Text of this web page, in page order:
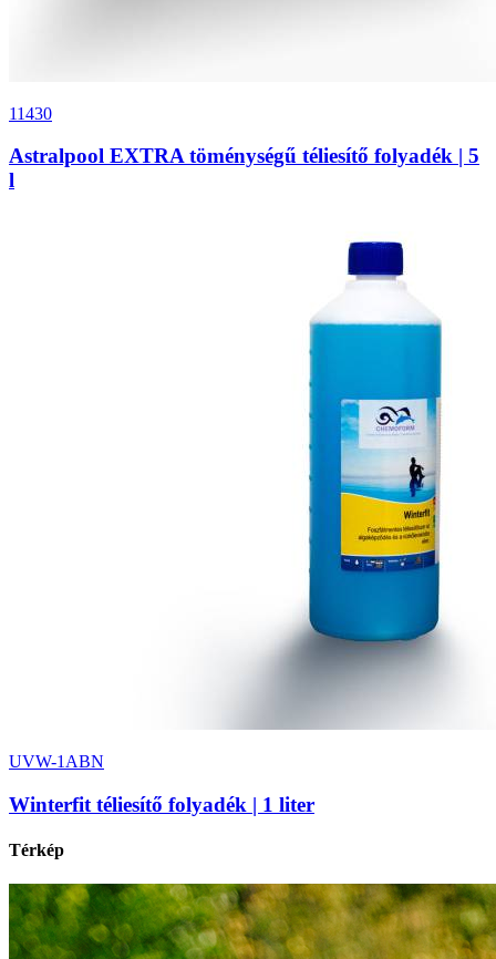
11430
Astralpool EXTRA töménységű téliesítő folyadék | 5
l
UVW-1ABN
Winterfit téliesítő folyadék | 1 liter
Térkép